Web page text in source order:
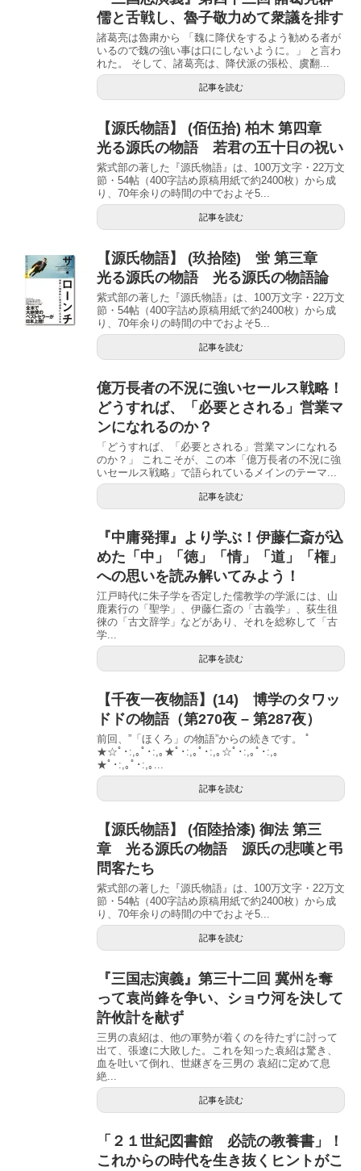
儒と舌戦し、魯子敬力めて衆議を排す
諸葛亮は魯粛から 「魏に降伏をするよう勧める者が
いるので魏の強い事は口にしないように。」 と言わ
れた。 そして、諸葛亮は、降伏派の張松、虞翻...
記事を読む
【源氏物語】 (佰伍拾) 柏木 第四章
光る源氏の物語 若君の五十日の祝い
紫式部の著した『源氏物語』は、100万文字・22万文
節・54帖（400字詰め原稿用紙で約2400枚）から成
り、70年余りの時間の中でおよそ5...
記事を読む
【源氏物語】 (玖拾陸) 蛍 第三章
光る源氏の物語 光る源氏の物語論
紫式部の著した『源氏物語』は、100万文字・22万文
節・54帖（400字詰め原稿用紙で約2400枚）から成
り、70年余りの時間の中でおよそ5...
記事を読む
億万長者の不況に強いセールス戦略！
どうすれば、「必要とされる」営業マ
ンになれるのか？
「どうすれば、「必要とされる」営業マンになれる
のか？」 これこそが、この本「億万長者の不況に強
いセールス戦略」で語られているメインのテーマ...
記事を読む
『中庸発揮』より学ぶ！伊藤仁斎が込
めた「中」「徳」「情」「道」「権」
への思いを読み解いてみよう！
江戸時代に朱子学を否定した儒教学の学派には、山
鹿素行の「聖学」、伊藤仁斎の「古義学」、荻生徂
徠の「古文辞学」などがあり、それを総称して「古
学...
記事を読む
【千夜一夜物語】(14) 博学のタワッ
ドドの物語（第270夜 – 第287夜）
前回、”「ほくろ」の物語”からの続きです。 ﾟ
★☆ﾟ･:,｡ﾟ･:,｡★ﾟ･:,｡ﾟ･:,｡☆ﾟ･:,｡ﾟ･:,｡
★ﾟ･:,｡ﾟ･:,｡...
記事を読む
【源氏物語】 (佰陸拾漆) 御法 第三
章 光る源氏の物語 源氏の悲嘆と弔
問客たち
紫式部の著した『源氏物語』は、100万文字・22万文
節・54帖（400字詰め原稿用紙で約2400枚）から成
り、70年余りの時間の中でおよそ5...
記事を読む
『三国志演義』第三十二回 冀州を奪
って袁尚鋒を争い、ショウ河を決して
許攸計を献ず
三男の袁紹は、他の軍勢が着くのを待たずに討って
出て、張遼に大敗した。これを知った袁紹は驚き、
血を吐いて倒れ、世継ぎを三男の 袁紹に定めて息
絶...
記事を読む
「２１世紀図書館 必読の教養書」！
これからの時代を生き抜くヒントがこ